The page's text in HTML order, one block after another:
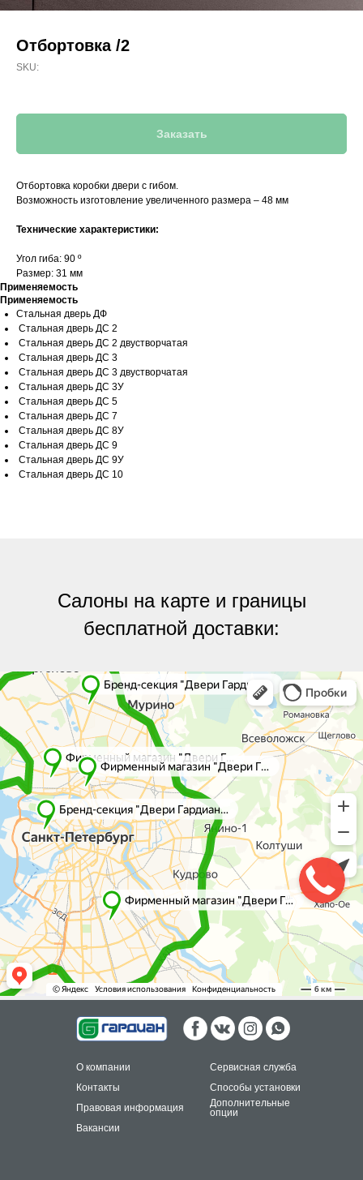
Отбортовка /2
SKU:
Заказать
Отбортовка коробки двери с гибом.
Возможность изготовление увеличенного размера – 48 мм
Технические характеристики:
Угол гиба: 90 º
Размер: 31 мм
Применяемость
Применяемость
Стальная дверь ДФ
Стальная дверь ДС 2
Стальная дверь ДС 2 двустворчатая
Стальная дверь ДС 3
Стальная дверь ДС 3 двустворчатая
Стальная дверь ДС 3У
Стальная дверь ДС 5
Стальная дверь ДС 7
Стальная дверь ДС 8У
Стальная дверь ДС 9
Стальная дверь ДС 9У
Стальная дверь ДС 10
Салоны на карте и границы
бесплатной доставки:
Яндекс.Карты
Яндекс.Карты
О компании Сервисная служба
Вакансии
Правовая информация
Контакты
Способы установки
Дополнительные
опции